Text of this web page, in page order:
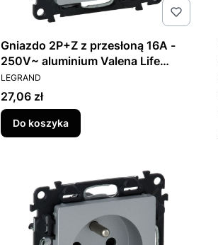
Gniazdo 2P+Z z przesłoną 16A -
250V~ aluminium Valena Life
753380
PRODUCENT
LEGRAND
Cena
27,06 zł
Do koszyka